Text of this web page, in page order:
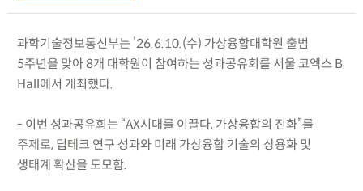
과학기술정보통신부는 ’26.6.10.(수) 가상융합대학원 출범
5주년을 맞아 8개 대학원이 참여하는 성과공유회를 서울 코엑스 B
Hall에서 개최했다.
- 이번 성과공유회는 “AX시대를 이끌다, 가상융합의 진화”를
주제로, 딥테크 연구 성과와 미래 가상융합 기술의 상용화 및
생태계 확산을 도모함.